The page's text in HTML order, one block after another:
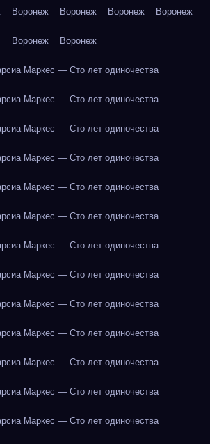
Воронеж Воронеж Воронеж Воронеж
Воронеж Воронеж
Маркес — Сто лет одиночества
Маркес — Сто лет одиночества
Маркес — Сто лет одиночества
Маркес — Сто лет одиночества
Маркес — Сто лет одиночества
Маркес — Сто лет одиночества
Маркес — Сто лет одиночества
Маркес — Сто лет одиночества
Маркес — Сто лет одиночества
Маркес — Сто лет одиночества
Маркес — Сто лет одиночества
Маркес — Сто лет одиночества
Маркес — Сто лет одиночества